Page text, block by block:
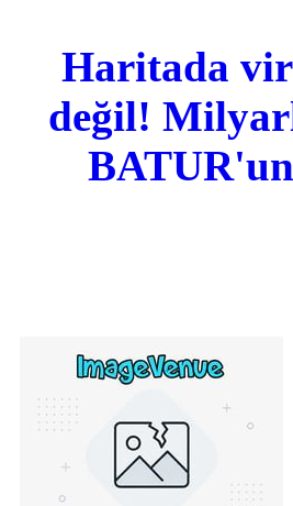
Haritada
değil!